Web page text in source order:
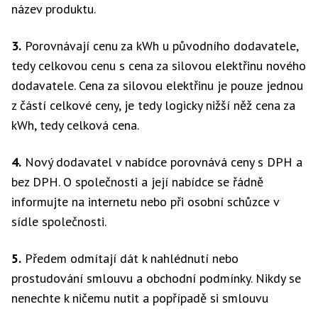
název produktu.
3. Porovnávají cenu za kWh u původního dodavatele,
tedy celkovou cenu s cena za silovou elektřinu nového
dodavatele. Cena za silovou elektřinu je pouze jednou
z částí celkové ceny, je tedy logicky nižší něž cena za
kWh, tedy celková cena.
4. Nový dodavatel v nabídce porovnává ceny s DPH a
bez DPH. O společnosti a její nabídce se řádně
informujte na internetu nebo při osobní schůzce v
sídle společnosti.
5. Předem odmítají dát k nahlédnutí nebo
prostudování smlouvu a obchodní podmínky. Nikdy se
nenechte k ničemu nutit a popřípadě si smlouvu